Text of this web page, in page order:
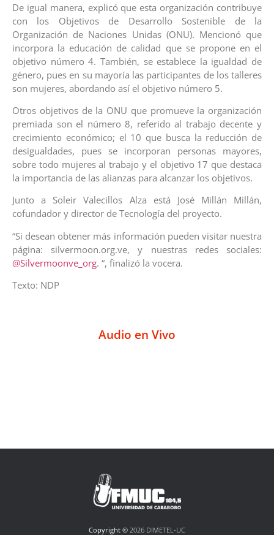
De igual manera, explicó que esta organización contribuye
con los Objetivos de Desarrollo Sostenible de la
Organización de Naciones Unidas (ONU). Mencionó que
incorpora la educación de calidad que se propone en el
objetivo número 4. También, se establece la igualdad de
género, pues en su mayoría las participantes de los talleres
son mujeres, abordando así el objetivo número 5.
Otros objetivos de la ONU que promueve la organización
premiada son el número 8, referido al trabajo decente y
crecimiento económico; el 10 que busca la reducción de
desigualdades, pues se incorporan personas mayores,
sobre todo mujeres al trabajo y el objetivo 17 que destaca
la importancia de las alianzas para alcanzar los objetivos.
Junto a Soleir Valecillos Alza está José Millán Millán,
cofundador y director de Tecnología del proyecto.
“Si desean obtener más información pueden visitar nuestra
página: silvermoon.org.ve, y nuestras redes sociales:
@Silvermoonve_org. “, finalizó la vocera.
Texto: NDP
Audio en Vivo
Copyright © 2026 DIMETEL-UC